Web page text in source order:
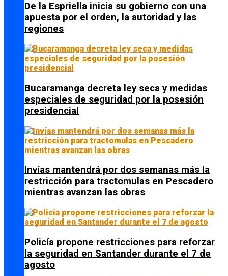
De la Espriella inicia su gobierno con una
apuesta por el orden, la autoridad y las
regiones
Bucaramanga decreta ley seca y medidas
especiales de seguridad por la posesión
presidencial
Invías mantendrá por dos semanas más la
restricción para tractomulas en Pescadero
mientras avanzan las obras
Policía propone restricciones para reforzar
la seguridad en Santander durante el 7 de
agosto